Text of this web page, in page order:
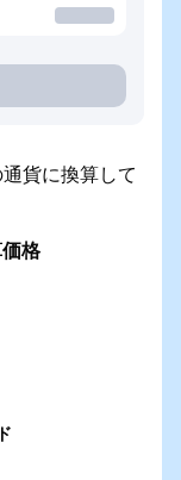
貨に換算して
格